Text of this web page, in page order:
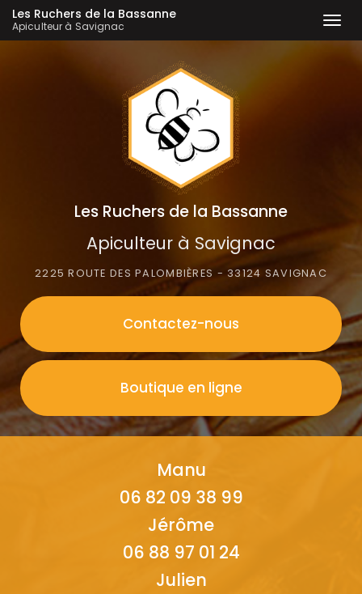
Les Ruchers de la Bassanne
Apiculteur à Savignac
Les Ruchers de la Bassanne
Apiculteur à Savignac
2225 ROUTE DES PALOMBIÈRES - 33124 SAVIGNAC
Contactez-nous
Boutique en ligne
Manu
06 82 09 38 99
Jérôme
06 88 97 01 24
Julien